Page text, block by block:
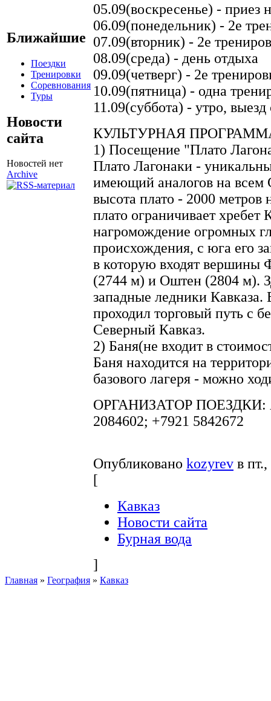
Ближайшие
Поездки
Тренировки
Соревнования
Туры
Новости
сайта
Новостей нет
Archive
05.09(воскресенье) - приез
06.09(понедельник) - 2е
07.09(вторник) - 2е
08.09(среда) - день отдыха
09.09(четверг) - 2е
10.09(пятница) - одна
11.09(суббота) - утро,
КУЛЬТУРНАЯ
1) Посещение "Плато
Плато Лагонаки -
имеющий аналогов на всем
высота плато - 2000 метров
плато ограничивает
нагромождение огромных
происхождения, с юга его
в которую входят
(2744 м) и Оштен (2804 м).
западные ледники Кавказа.
проходил торговый путь с
Северный Кавказ.
2) Баня(не входит в
Баня находится на
базового лагеря - можно
ОРГАНИЗАТОР ПОЕЗДКИ:
2084602; +7921 5842672
Опубликовано kozyrev в
[
Кавказ
Новости сайта
Бурная вода
]
Главная » География » Кавказ